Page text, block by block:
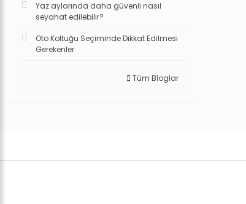
Yaz aylarında daha güvenli nasıl
seyahat edilebilir?
Oto Koltuğu Seçiminde Dikkat Edilmesi
Gerekenler
Tüm Bloglar